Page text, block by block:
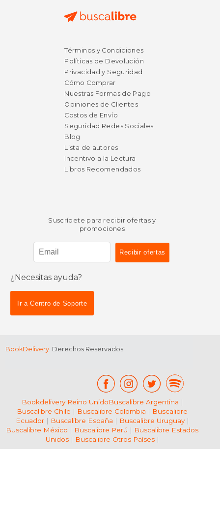
$ 20.14 dcto.
dcto. $ 29.64
Términos y Condiciones
Políticas de Devolución
Privacidad y Seguridad
Cómo Comprar
Nuestras Formas de Pago
Opiniones de Clientes
Costos de Envío
Seguridad Redes Sociales
Blog
Lista de autores
Incentivo a la Lectura
Libros Recomendados
Suscríbete para recibir ofertas y
promociones
¿Necesitas ayuda?
Ir a Centro de Soporte
BookDelivery. Derechos Reservados.
Bookdelivery Reino UnidoBuscalibre Argentina |
Buscalibre Chile | Buscalibre Colombia | Buscalibre
Ecuador| Buscalibre España | Buscalibre Uruguay|
Buscalibre México | Buscalibre Perú | Buscalibre Estados
Unidos| Buscalibre Otros Países|